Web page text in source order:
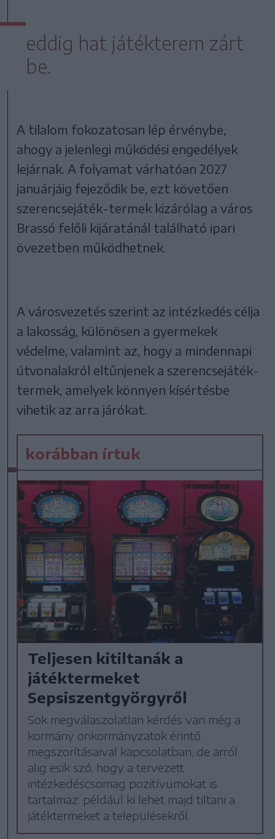
eddig hat játékterem zárt
be.
A tilalom fokozatosan lép érvénybe,
ahogy a jelenlegi működési engedélyek
lejárnak. A folyamat várhatóan 2027
januárjáig fejeződik be, ezt követően
szerencsejáték-termek kizárólag a város
Brassó felőli kijáratánál található ipari
övezetben működhetnek.
A városvezetés szerint az intézkedés célja
a lakosság, különösen a gyermekek
védelme, valamint az, hogy a mindennapi
útvonalakról eltűnjenek a szerencsejáték-
termek, amelyek könnyen kísértésbe
vihetik az arra járókat.
korábban írtuk
Teljesen kitiltanák a
játéktermeket
Sepsiszentgyörgyről
Sok megválaszolatlan kérdés van még a
kormány önkormányzatok érintő
megszorításaival kapcsolatban, de arról
alig esik szó, hogy a tervezett
intézkedéscsomag pozitívumokat is
tartalmaz: például ki lehet majd tiltani a
játéktermeket a településekről.